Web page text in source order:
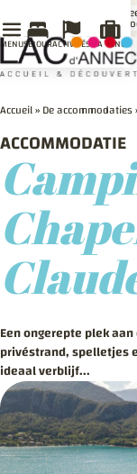
SAVIEZ-
VOUS ?
Het
MENUSÉJOURACTIVITÉSMA VENUE
Accueil»De accommodaties
ACCOMMODATIE
Een ongerepte plek
privéstrand, spelletjes
ideaal verblijf...